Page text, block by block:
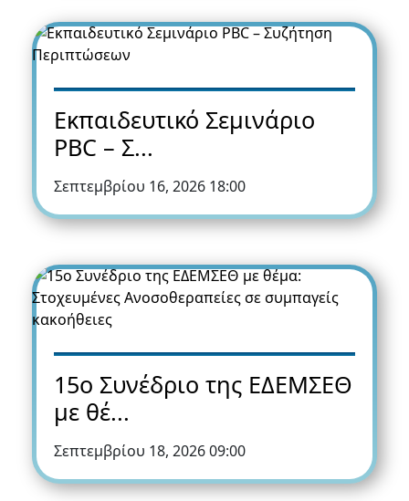
Εκπαιδευτικό Σεμινάριο
PBC – Σ...
Σεπτεμβρίου 16, 2026 18:00
15o Συνέδριο της ΕΔΕΜΣΕΘ
με θέ...
Σεπτεμβρίου 18, 2026 09:00